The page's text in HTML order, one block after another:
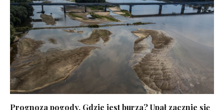
Prognoza pogody. Gdzie jest burza? Upał zacznie się